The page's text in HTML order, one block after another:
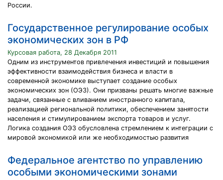
России.
Государственное регулирование особых
экономических зон в РФ
Курсовая работа, 28 Декабря 2011
Одним из инструментов привлечения инвестиций и повышения
эффективности взаимодействия бизнеса и власти в
современной экономике выступает создание особых
экономических зон (ОЭЗ). Они призваны решать многие важные
задачи, связанные с вливанием иностранного капитала,
реализацией региональной политики, обеспечением занятости
населения и стимулированием экспорта товаров и услуг.
Логика создания ОЭ3 обусловлена стремлением к интеграции с
мировой экономикой или же необходимостью развития
Федеральное агентство по управлению
особыми экономическими зонами